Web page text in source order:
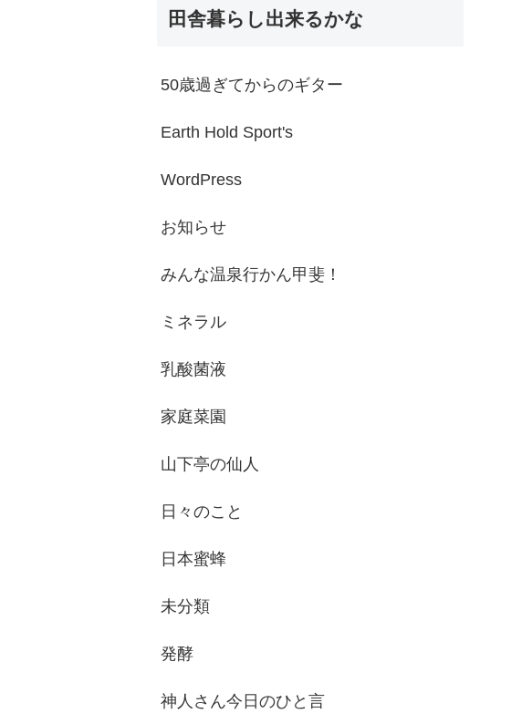
田舎暮らし出来るかな
50歳過ぎてからのギター
Earth Hold Sport's
WordPress
お知らせ
みんな温泉行かん甲斐！
ミネラル
乳酸菌液
家庭菜園
山下亭の仙人
日々のこと
日本蜜蜂
未分類
発酵
神人さん今日のひと言